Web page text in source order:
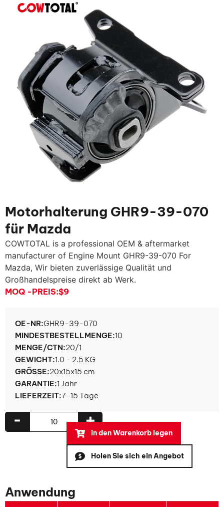
Motorhalterung GHR9-39-070
für Mazda
COWTOTAL is a professional OEM & aftermarket
manufacturer of Engine Mount GHR9-39-070 For
Mazda, Wir bieten zuverlässige Qualität und
Großhandelspreise direkt ab Werk.
MOQ -PREIS:$9
OE-NR:GHR9-39-070
MINDESTBESTELLMENGE:10
MENGE/CTN:20/1
GEWICHT:1.0 - 2.5 KG
GRÖSSE: 20x15x15 cm
GARANTIE:1 Jahr
LIEFERZEIT:7-15 Tage
+
-
in den Warenkorb legen
Holen Sie sich ein Angebot
Anwendung